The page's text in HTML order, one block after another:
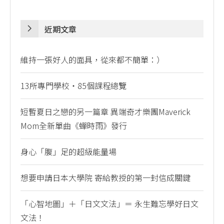
近期文章
維持一張好人的面具，從來都不簡單：）
13所專門學校・85個課程總覽
短暫夏日之戀的另一篇章 異端奇才樂團Maverick
Mom全新單曲《蟬時雨》發行
身心「腹」足的超級能量場
想要申請日本大學院 寄給教授的第一封信成關鍵
「心智地圖」＋「日文文法」＝ 永生難忘學好日文
文法！